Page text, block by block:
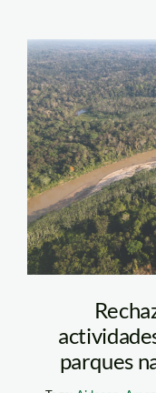
parques